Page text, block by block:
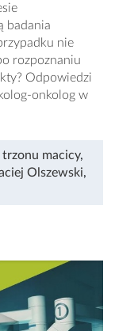
badania
nie
rozpoznaniu
Odpowiedzi
onkolog w
trzonu macicy,
Olszewski,